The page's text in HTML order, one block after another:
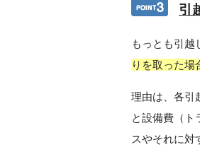
引
もっとも引越
りを取った場
理由は、各引
と設備費（ト
スやそれに対